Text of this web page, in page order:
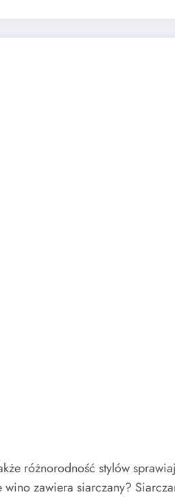
różnorodność stylów
zawiera siarczany?